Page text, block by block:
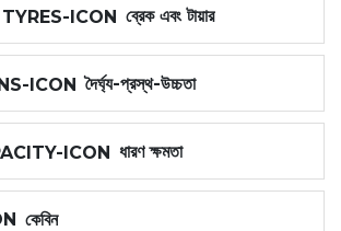
ব্রেক এবং টায়ার
দৈর্ঘ্য-প্রস্থ-উচ্চতা
ধারণ ক্ষমতা
কেবিন